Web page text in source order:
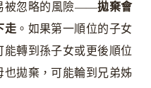
被忽略的風險——拋棄會
走 。如果第一順位的子女
轉到孫子女或更後順位
拋棄，可能輪到兄弟姊